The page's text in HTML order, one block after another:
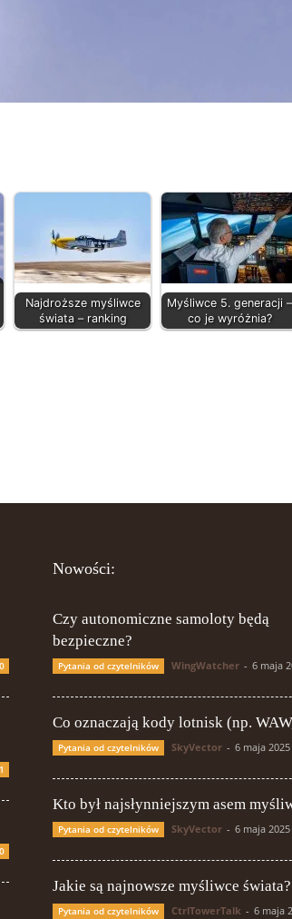
Najdroższe myśliwce
świata – ranking
Myśliwce 5. generacji –
co je wyróżnia?
0
1
0
Nowości:
Czy autonomiczne samoloty będą
bezpieczne?
Pytania od czytelników WingWatcher - 6 maja
Co oznaczają kody lotnisk (np.
Pytania od czytelników SkyVector - 6 maja 2025
Kto był najsłynniejszym asem
Pytania od czytelników SkyVector - 6 maja 2025
Jakie są najnowsze myśliwce świata?
Pytania od czytelników CtrlTowerTalk - 6 maja